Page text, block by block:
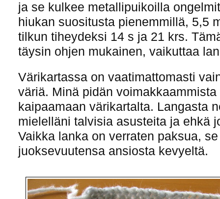
ja se kulkee metallipuikoilla
hiukan suositusta pienemmillä, 5,5
tilkun tiheydeksi 14 s ja 21 krs.
täysin ohjen mukainen, vaikuttaa
Värikartassa on vaatimattomasti
väriä. Minä pidän
kaipaamaan värikartalta. Langasta
mielelläni talvisia asusteita ja ehkä
Vaikka lanka on verraten paksua,
juoksevuutensa ansiosta kevyeltä.